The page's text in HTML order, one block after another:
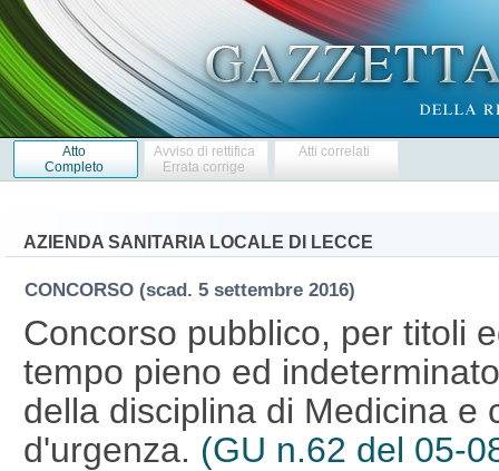
Atto
Completo
Avviso di rettifica
Errata corrige
Atti correlati
AZIENDA SANITARIA LOCALE DI LECCE
CONCORSO (scad. 5 settembre 2016)
Concorso pubblico, per titoli
tempo pieno ed
della disciplina di Medicina e
d'urgenza. (GU n.62 del 05-